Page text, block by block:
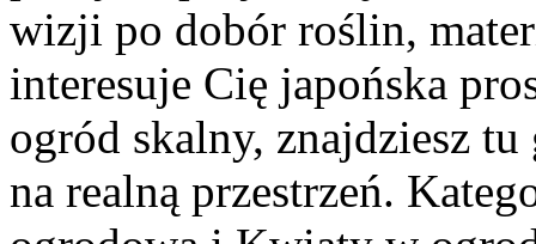
wizji po dobór roślin,
interesuje Cię japońska
ogród skalny, znajdziesz
na realną przestrzeń.